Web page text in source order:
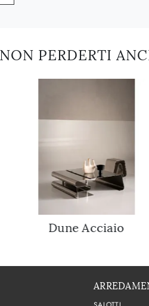
NON PERDERTI
Dune Acciaio